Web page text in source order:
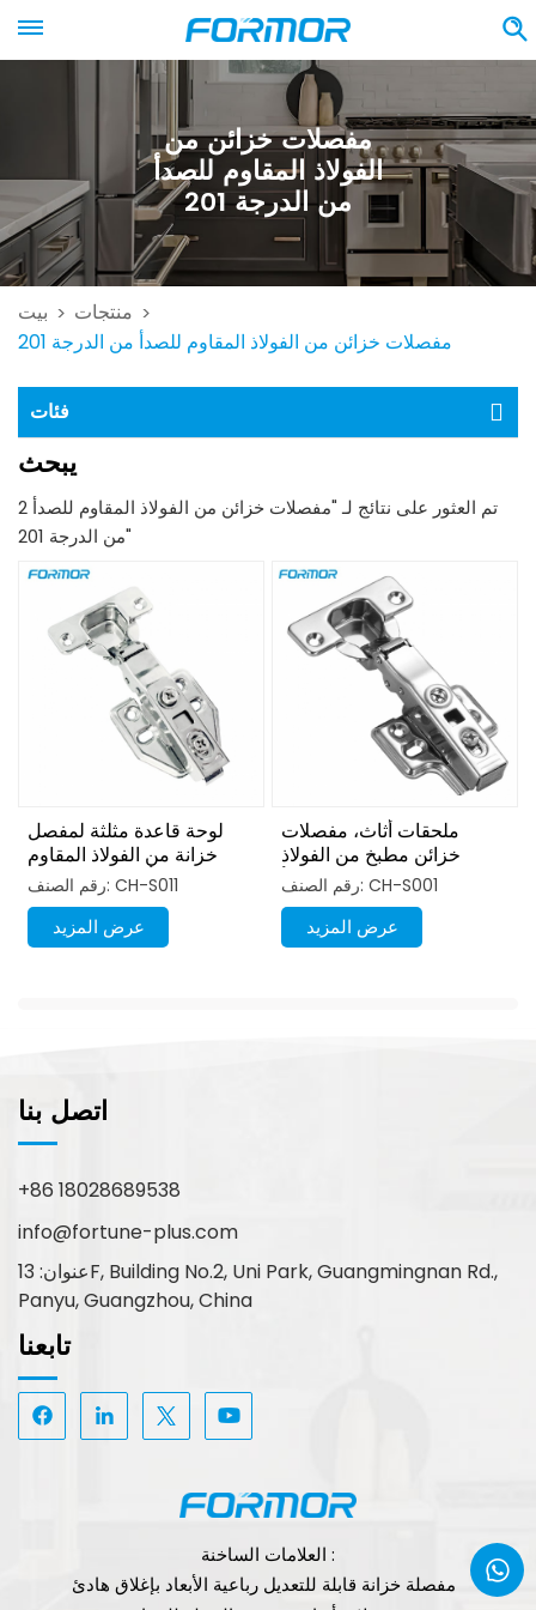
مفصلات خزائن من
الفولاذ المقاوم للصدأ
من الدرجة 201
بيت > منتجات >
مفصلات خزائن من الفولاذ المقاوم للصدأ من الدرجة 201
فئات
يبحث
2 تم العثور على نتائج لـ "مفصلات خزائن من الفولاذ المقاوم للصدأ
من الدرجة 201"
لوحة قاعدة مثلثة لمفصل
خزانة من الفولاذ المقاوم
للصدأ من الدرجة 201
رقم الصنف: CH-S011
عرض المزيد
ملحقات أثاث، مفصلات
خزائن مطبخ من الفولاذ
المقاوم للصدأرقم الصنف: CH-S001
عرض المزيد
اتصل بنا
+86 18028689538
info@fortune-plus.com
عنوان: 13F, Building No.2, Uni Park, Guangmingnan Rd.,
Panyu, Guangzhou, China
تابعنا
العلامات الساخنة :
مفصلة خزانة قابلة للتعديل رباعية الأبعاد بإغلاق هادئ